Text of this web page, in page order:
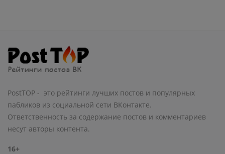
PostTOP - это рейтинги лучших постов и популярных
пабликов из социальной сети ВКонтакте.
Ответственность за содержание постов и комментариев
несут авторы контента.
16+